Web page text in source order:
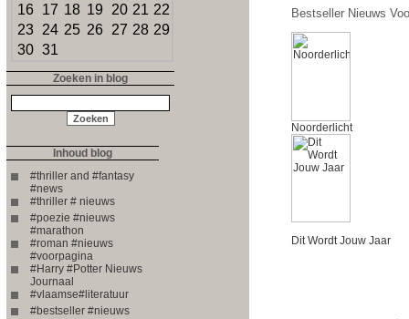
16 17 18 19 20 21 22
23 24 25 26 27 28 29
30 31
Zoeken in blog
Inhoud blog
#thriller and #fantasy
#news
#thriller # nieuws
#poezie #nieuws
#marathon
#roman #nieuws
#voorpagina
#Harry #Potter Nieuws
Journaal
#vlaamse#literatuur
#bestseller #nieuws
Bestseller Nieuws
Noorderlicht
Dit Wordt Jouw Jaar